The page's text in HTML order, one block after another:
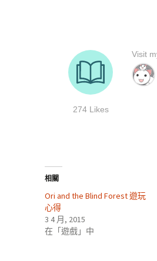
相關
Ori and the Blind Forest 遊玩
心得
3 4 月, 2015
在「遊戲」中